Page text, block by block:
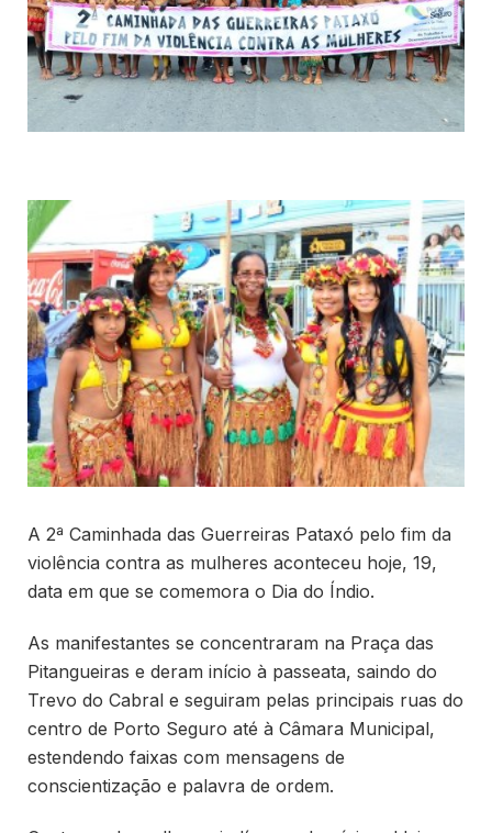
A 2ª Caminhada das Guerreiras Pataxó pelo fim da
violência contra as mulheres aconteceu hoje, 19,
data em que se comemora o Dia do Índio.
As manifestantes se concentraram na Praça das
Pitangueiras e deram início à passeata, saindo do
Trevo do Cabral e seguiram pelas principais ruas do
centro de Porto Seguro até à Câmara Municipal,
estendendo faixas com mensagens de
conscientização e palavra de ordem.